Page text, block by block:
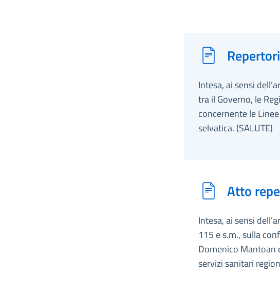
Intesa, ai sensi
tra il Governo, le
concernente le
selvatica. (SALUTE)
Atto
Intesa, ai sensi
115 e s.m., sulla
Domenico Mantoan
servizi sanitari